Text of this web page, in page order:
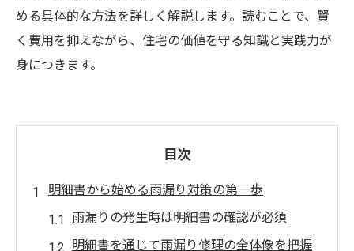
める具体的な方法を詳しく解説します。読むことで、賢
く費用を抑えながら、住宅の価値を守る知識と実践力が
身につきます。
目次
明細書から始める雨漏り対策の第一歩
雨漏りの発生時は明細書の確認が必須
明細書を通じて雨漏り修理の全体像を把握